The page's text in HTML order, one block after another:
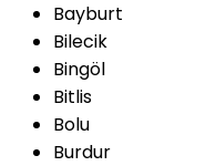
Bayburt
Bilecik
Bingöl
Bitlis
Bolu
Burdur